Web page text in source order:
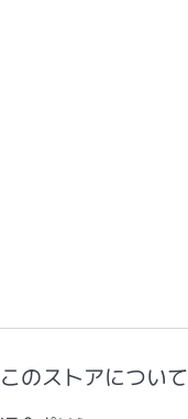
このストアについて